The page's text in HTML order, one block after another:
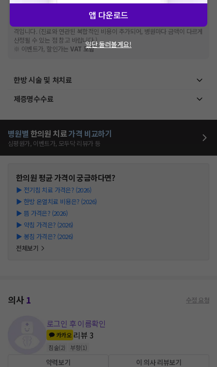
※비급여 항목의 경우,추가비용 등으로 실제 가격과 상이할 수 있으니, 정확
한 가격은 해당 의료기관에 직접 문의해주세요.
건강보험심사평가원
격입니다. (진료와 연관된 복합적인 비용이 추가되어, 병원마다 금액이 다르게
산정될 수 있는 점 참고 바랍니다.)
※ 이벤트가, 할인가는VAT 포함
한방 시술 및 처치료
제증명수수료
병원별 한의원 치료가격 비교하기
심평원가, 이벤트가, 모두닥 리뷰가 등
한의원평균 가격이 궁금하다면?
▶ 전기침 치료 가격은? (2026)
▶ 한방 온열치료 비용은? (2026)
▶ 뜸 가격은? (2026)
▶ 약침 가격은? (2026)
▶ 봉침 가격은? (2026)
전체보기
의사1 수정 요청
로그인 후 이름확인
카카오 리뷰3
침술(2) 부항(1)
약력보기 이 의사 리뷰보기
앱 다운로드
일단 둘러볼게요!